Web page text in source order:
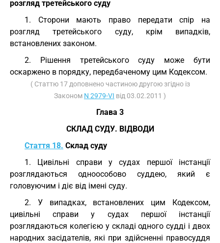
розгляд третейського суду
1. Сторони мають право передати спір на
розгляд третейського суду, крім випадків,
встановлених законом.
2. Рішення третейського суду може бути
оскаржено в порядку, передбаченому цим Кодексом.
( Статтю 17 доповнено частиною другою згідно із
Законом N 2979-VI від 03.02.2011 )
Глава 3
СКЛАД СУДУ. ВІДВОДИ
Стаття 18. Склад суду
1. Цивільні справи у судах першої інстанції
розглядаються одноособово суддею, який є
головуючим і діє від імені суду.
2. У випадках, встановлених цим Кодексом,
цивільні справи у судах першої інстанції
розглядаються колегією у складі одного судді і двох
народних засідателів, які при здійсненні правосуддя